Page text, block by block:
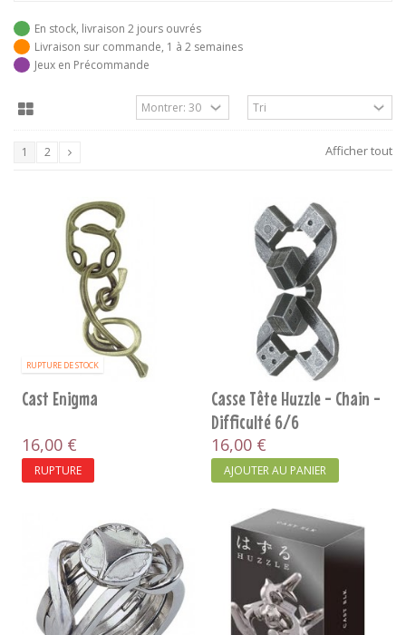
En stock, livraison 2 jours ouvrés
Livraison sur commande, 1 à 2 semaines
Jeux en Précommande
Afficher tout
1 2
RUPTURE DE STOCK
Cast Enigma
16,00 €
RUPTURE
Casse Tête Huzzle - Chain -
Difficulté 6/6
16,00 €
AJOUTER AU PANIER